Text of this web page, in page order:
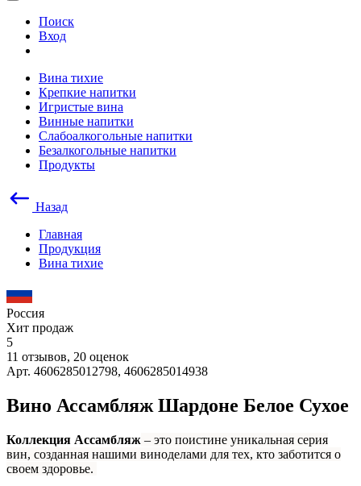
Поиск
Вход
Вина тихие
Крепкие напитки
Игристые вина
Винные напитки
Слабоалкогольные напитки
Безалкогольные напитки
Продукты
Назад
Главная
Продукция
Вина тихие
Россия
Хит продаж
5
11 отзывов, 20 оценок
Арт. 4606285012798, 4606285014938
Вино Ассамбляж Шардоне Белое Сухое
Коллекция Ассамбляж – это поистине уникальная серия
вин, созданная нашими виноделами для тех, кто заботится о
своем здоровье.